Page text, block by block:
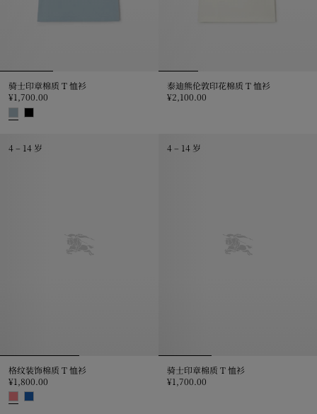
骑士印章棉质 T 恤衫
¥1,700.00
泰迪熊伦敦印花棉质 T 恤衫
¥2,100.00
4 – 14 岁
格纹装饰棉质 T 恤衫
¥1,800.00
4 – 14 岁
骑士印章棉质 T 恤衫
¥1,700.00